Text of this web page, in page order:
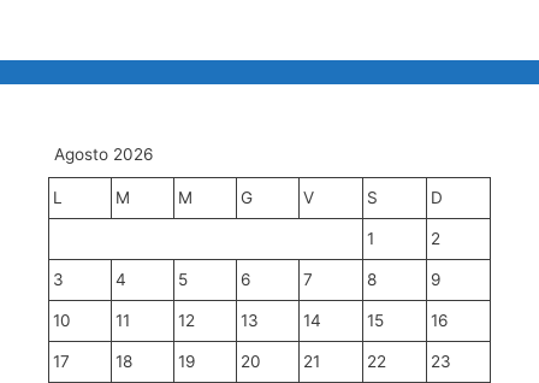
Agosto 2026
L M M G V S D
1 2
3 4 5 6 7 8 9
10 11 12 13 14 15 16
17 18 19 20 21 22 23